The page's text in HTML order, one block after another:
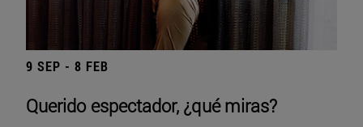
9 SEP - 8 FEB
Querido espectador, ¿qué miras?